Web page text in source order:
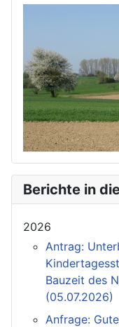
Berichte in
2026
Antrag:
Bauzeit des
(05.07.2026)
Anfrage: